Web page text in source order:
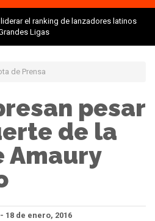
el ranking de lanzadores latinos
Ligas
de Prensa
pesar
de la
Amaury
18 de enero, 2016